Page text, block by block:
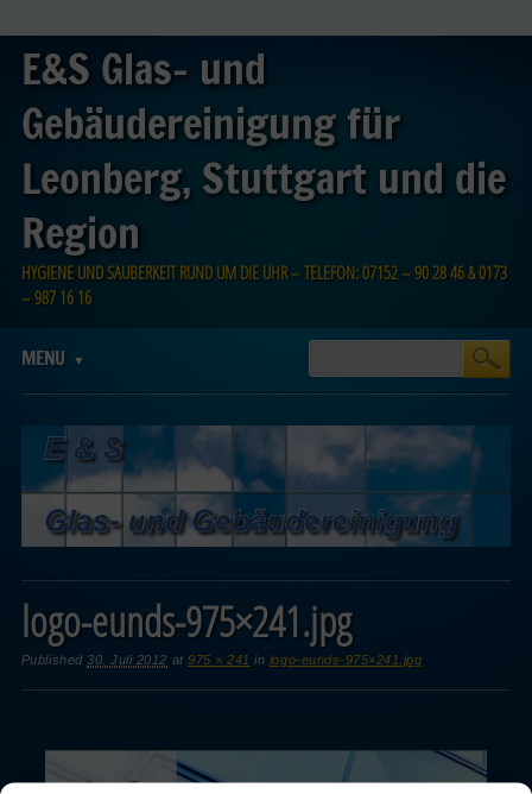
E&S Glas- und
Gebäudereinigung für
Leonberg, Stuttgart und die
Region
HYGIENE UND SAUBERKEIT RUND UM DIE UHR – TELEFON: 07152 – 90 28 46 & 0173
– 987 16 16
Main menu
MENU
logo-eunds-975×241.jpg
Published30. Juli 2012 at975 × 241 in logo-eunds-975×241.jpg